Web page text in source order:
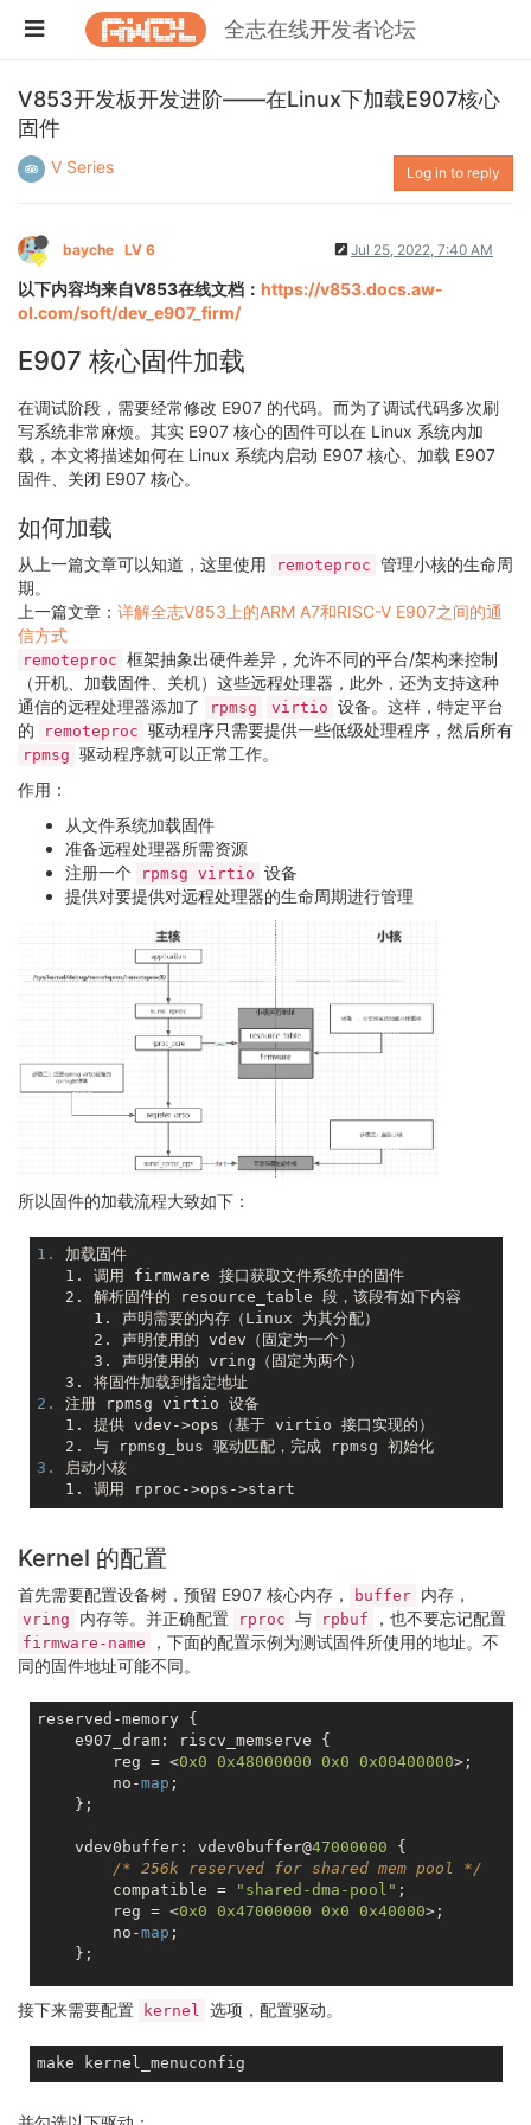
全志在线开发者论坛
V853开发板开发进阶——在Linux下加载E907核心
固件
V Series Log in to reply
bayche LV 6 Jul 25, 2022, 7:40 AM
以下内容均来自V853在线文档： https://v853.docs.aw-
ol.com/soft/dev_e907_firm/
E907 核心固件加载
在调试阶段，需要经常修改 E907 的代码。而为了调试代码多次刷
写系统非常麻烦。其实 E907 核心的固件可以在 Linux 系统内加
载，本文将描述如何在 Linux 系统内启动 E907 核心、加载 E907
固件、关闭 E907 核心。
如何加载
从上一篇文章可以知道，这里使用 remoteproc 管理小核的生命周
期。
上一篇文章： 详解全志V853上的ARM A7和RISC-V E907之间的通
信方式
remoteproc 框架抽象出硬件差异，允许不同的平台/架构来控制
（开机、加载固件、关机）这些远程处理器，此外，还为支持这种
通信的远程处理器添加了
rpmsg virtio 设备。这样，特定平台
的
remoteproc 驱动程序只需要提供一些低级处理程序，然后所有
rpmsg 驱动程序就可以正常工作。
作用：
从文件系统加载固件
准备远程处理器所需资源
注册一个
rpmsg virtio 设备
提供对要提供对远程处理器的生命周期进行管理
所以固件的加载流程大致如下：
1. 加载固件
   1. 调用 firmware 接口获取文件系统中的固件
      1. 声明需要的内存（Linux 为其分配）
      2. 声明使用的 vdev（固定为一个）
      3. 声明使用的 vring（固定为两个）
2. 注册 rpmsg virtio 设备
   1. 提供 vdev->ops（基于 virtio 接口实现的）
3.
启动小核
Kernel 的配置
首先需要配置设备树，预留 E907 核心内存， buffer 内存，
vring 内存等。并正确配置 rproc 与 rpbuf ，也不要忘记配置
firmware-name
，下面的配置示例为测试固件所使用的地址。不
同的固件地址可能不同。
reserved-memory {
    e907_dram: riscv_memserve {
        reg = <
0x0 0x48000000 0x0 0x00400000>;
        no-
map ;
    };
    vdev0buffer: vdev0buffer@
47000000 {
/* 256k reserved for shared mem pool */
        compatible =
"shared-dma-pool" ;
        reg = <
0x0 0x47000000 0x0 0x40000>;
        no-
map ;
    };
        reg = <
0x0 0x47040000 0x0
    };
接下来需要配置 kernel 选项，配置驱动。